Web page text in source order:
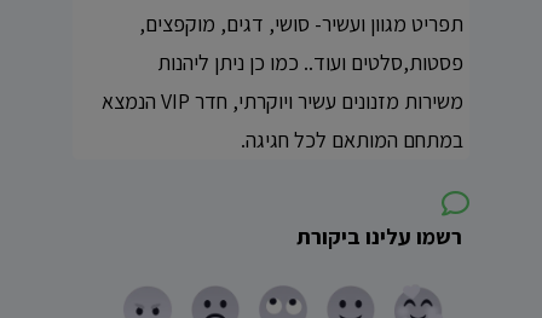
תפריט מגוון ועשיר- סושי, דגים, מוקפצים,
פסטות,סלטים ועוד.. כמו כן ניתן ליהנות
משירות מזנונים עשיר ויוקרתי, חדר VIP הנמצא
במתחם המותאם לכל חגיגה.
רשמו עלינו ביקורת